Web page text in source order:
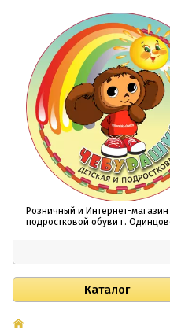
Розничный и Интернет-магазин
подростковой обуви г.
Каталог